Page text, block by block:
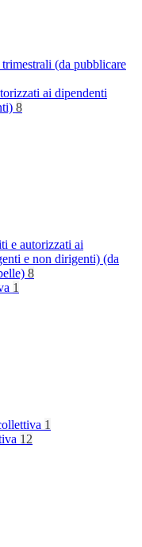
trimestrali (da pubblicare
ai dipendenti
8
e autorizzati ai
e non dirigenti) (da
8
1
1
12